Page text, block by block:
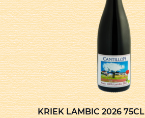
KRIEK LAMBIC 2026 75CL